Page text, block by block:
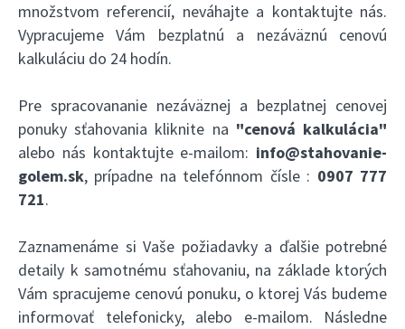
množstvom referencií, neváhajte a kontaktujte nás.
Vypracujeme Vám bezplatnú a nezáväznú cenovú
kalkuláciu do 24 hodín.
Pre spracovananie nezáväznej a bezplatnej cenovej
ponuky sťahovania kliknite na "cenová kalkulácia"
alebo nás kontaktujte e-mailom: info@stahovanie-
golem.sk, prípadne na telefónnom čísle : 0907 777
721.
Zaznamenáme si Vaše požiadavky a ďalšie potrebné
detaily k samotnému sťahovaniu, na základe ktorých
Vám spracujeme cenovú ponuku, o ktorej Vás budeme
informovať telefonicky, alebo e-mailom. Následne